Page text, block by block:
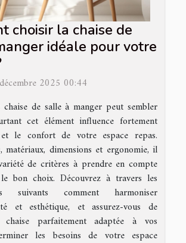
choisir la chaise de
idéale pour votre
2025 00:44
de salle à manger peut sembler
cet élément influence fortement
et le confort de votre espace repas.
matériaux, dimensions et ergonomie, il
de critères à prendre en compte
bon choix. Découvrez à travers les
suivants comment harmoniser
et esthétique, et assurez-vous de
parfaitement adaptée à vos
les besoins de votre espace